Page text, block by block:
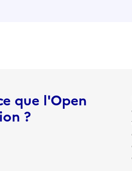
que l'Open
?